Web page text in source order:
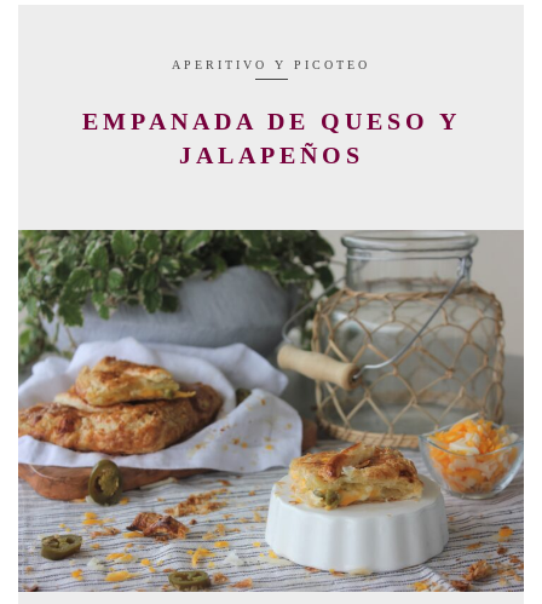
APERITIVO Y PICOTEO
EMPANADA DE QUESO Y
JALAPEÑOS